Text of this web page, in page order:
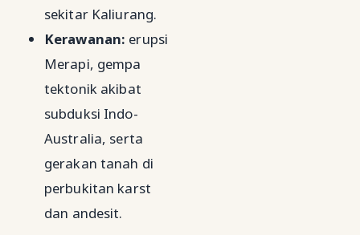
sekitar Kaliurang.
Kerawanan: erupsi
Merapi, gempa
tektonik akibat
subduksi Indo-
Australia, serta
gerakan tanah di
perbukitan karst
dan andesit.